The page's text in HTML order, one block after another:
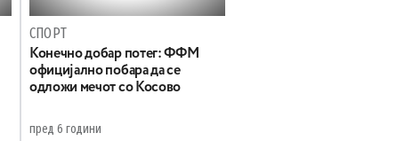
СПОРТ
Конечно добар потег: ФФМ
официјално побара да се
одложи мечот со Косово
пред 6 години